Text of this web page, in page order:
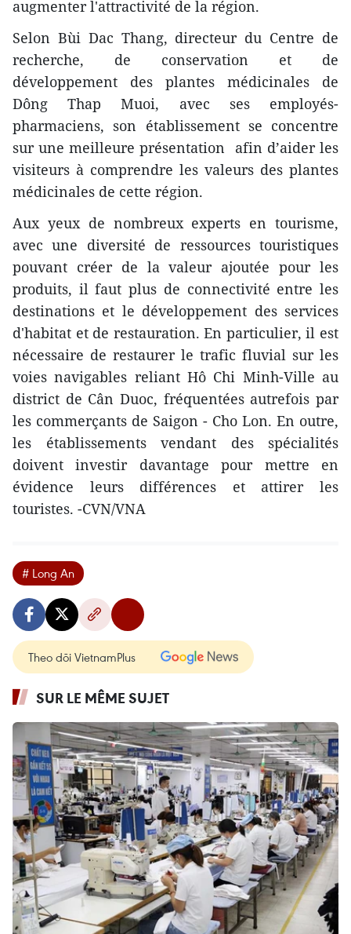
augmenter l'attractivité de la région.
Selon Bùi Dac Thang, directeur du Centre de
recherche, de conservation et de
développement des plantes médicinales de
Dông Thap Muoi, avec ses employés-
pharmaciens, son établissement se concentre
sur une meilleure présentation afin d’aider les
visiteurs à comprendre les valeurs des plantes
médicinales de cette région.
Aux yeux de nombreux experts en tourisme,
avec une diversité de ressources touristiques
pouvant créer de la valeur ajoutée pour les
produits, il faut plus de connectivité entre les
destinations et le développement des services
d'habitat et de restauration. En particulier, il est
nécessaire de restaurer le trafic fluvial sur les
voies navigables reliant Hô Chi Minh-Ville au
district de Cân Duoc, fréquentées autrefois par
les commerçants de Saigon - Cho Lon. En outre,
les établissements vendant des spécialités
doivent investir davantage pour mettre en
évidence leurs différences et attirer les
touristes. -CVN/VNA
# Long An
Theo dõi VietnamPlus
SUR LE MÊME SUJET